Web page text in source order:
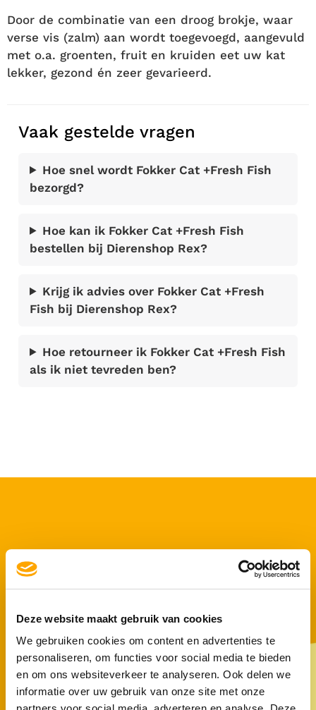
Deze website maakt gebruik van cookies
We gebruiken cookies om content en advertenties te
personaliseren, om functies voor social media te bieden
en om ons websiteverkeer te analyseren. Ook delen we
informatie over uw gebruik van onze site met onze
Door de combinatie van een droog brokje, waar
verse vis (zalm) aan wordt toegevoegd, aangevuld
met o.a. groenten, fruit en kruiden eet uw kat
lekker, gezond én zeer gevarieerd.
Vaak gestelde vragen
Hoe snel wordt Fokker Cat +Fresh Fish
bezorgd?
Hoe kan ik Fokker Cat +Fresh Fish
bestellen bij Dierenshop Rex?
Krijg ik advies over Fokker Cat +Fresh
Fish bij Dierenshop Rex?
Hoe retourneer ik Fokker Cat +Fresh Fish
als ik niet tevreden ben?
Kies voor een
abonnement &
bespaar
Altijd voldoende voer in huis, zonder gedoe. Met een
abonnement hoef je nooit meer last-minute naar de
winkel of online te zoeken naar het juiste voer. Je